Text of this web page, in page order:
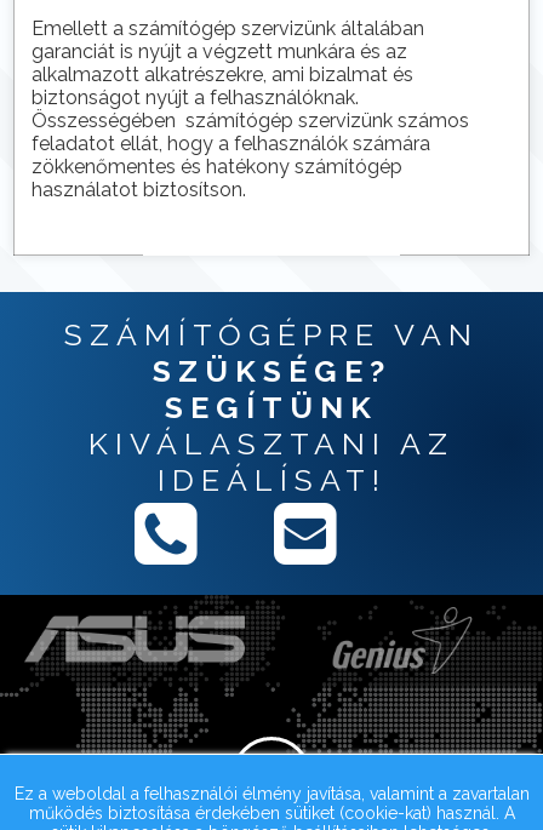
Emellett a számítógép szervizünk általában
garanciát is nyújt a végzett munkára és az
alkalmazott alkatrészekre, ami bizalmat és
biztonságot nyújt a felhasználóknak.
Összességében számítógép szervizünk számos
feladatot ellát, hogy a felhasználók számára
zökkenőmentes és hatékony számítógép
használatot biztosítson.
SZÁMÍTÓGÉPRE VAN
SZÜKSÉGE?
SEGÍTÜNK
KIVÁLASZTANI AZ
IDEÁLÍSAT!
Ez a weboldal a felhasználói élmény javítása, valamint a zavartalan
működés biztosítása érdekében sütiket (cookie-kat) használ. A